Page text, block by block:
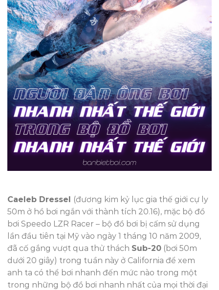
Caeleb Dressel (đương kim kỷ lục gia thế giới cự ly
50m ở hồ bơi ngắn với thành tích 20.16), mặc bộ đồ
bơi Speedo LZR Racer – bộ đồ bơi bị cấm sử dụng
lần đầu tiên tại Mỹ vào ngày 1 tháng 10 năm 2009,
đã cố gắng vượt qua thử thách Sub-20 (bơi 50m
dưới 20 giây) trong tuần này ở California để xem
anh ta có thể bơi nhanh đến mức nào trong một
trong những bộ đồ bơi nhanh nhất của mọi thời đại